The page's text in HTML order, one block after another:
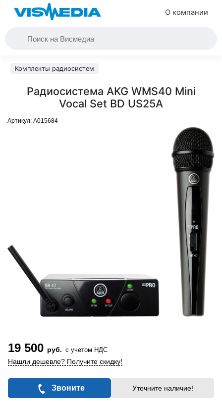
О компании
Комплекты радиосистем
Радиосистема AKG WMS40 Mini
Vocal Set BD US25A
Артикул: A015684
19 500 руб. с учетом НДС
Нашли дешевле? Получите скидку!
Звоните Уточните наличие!